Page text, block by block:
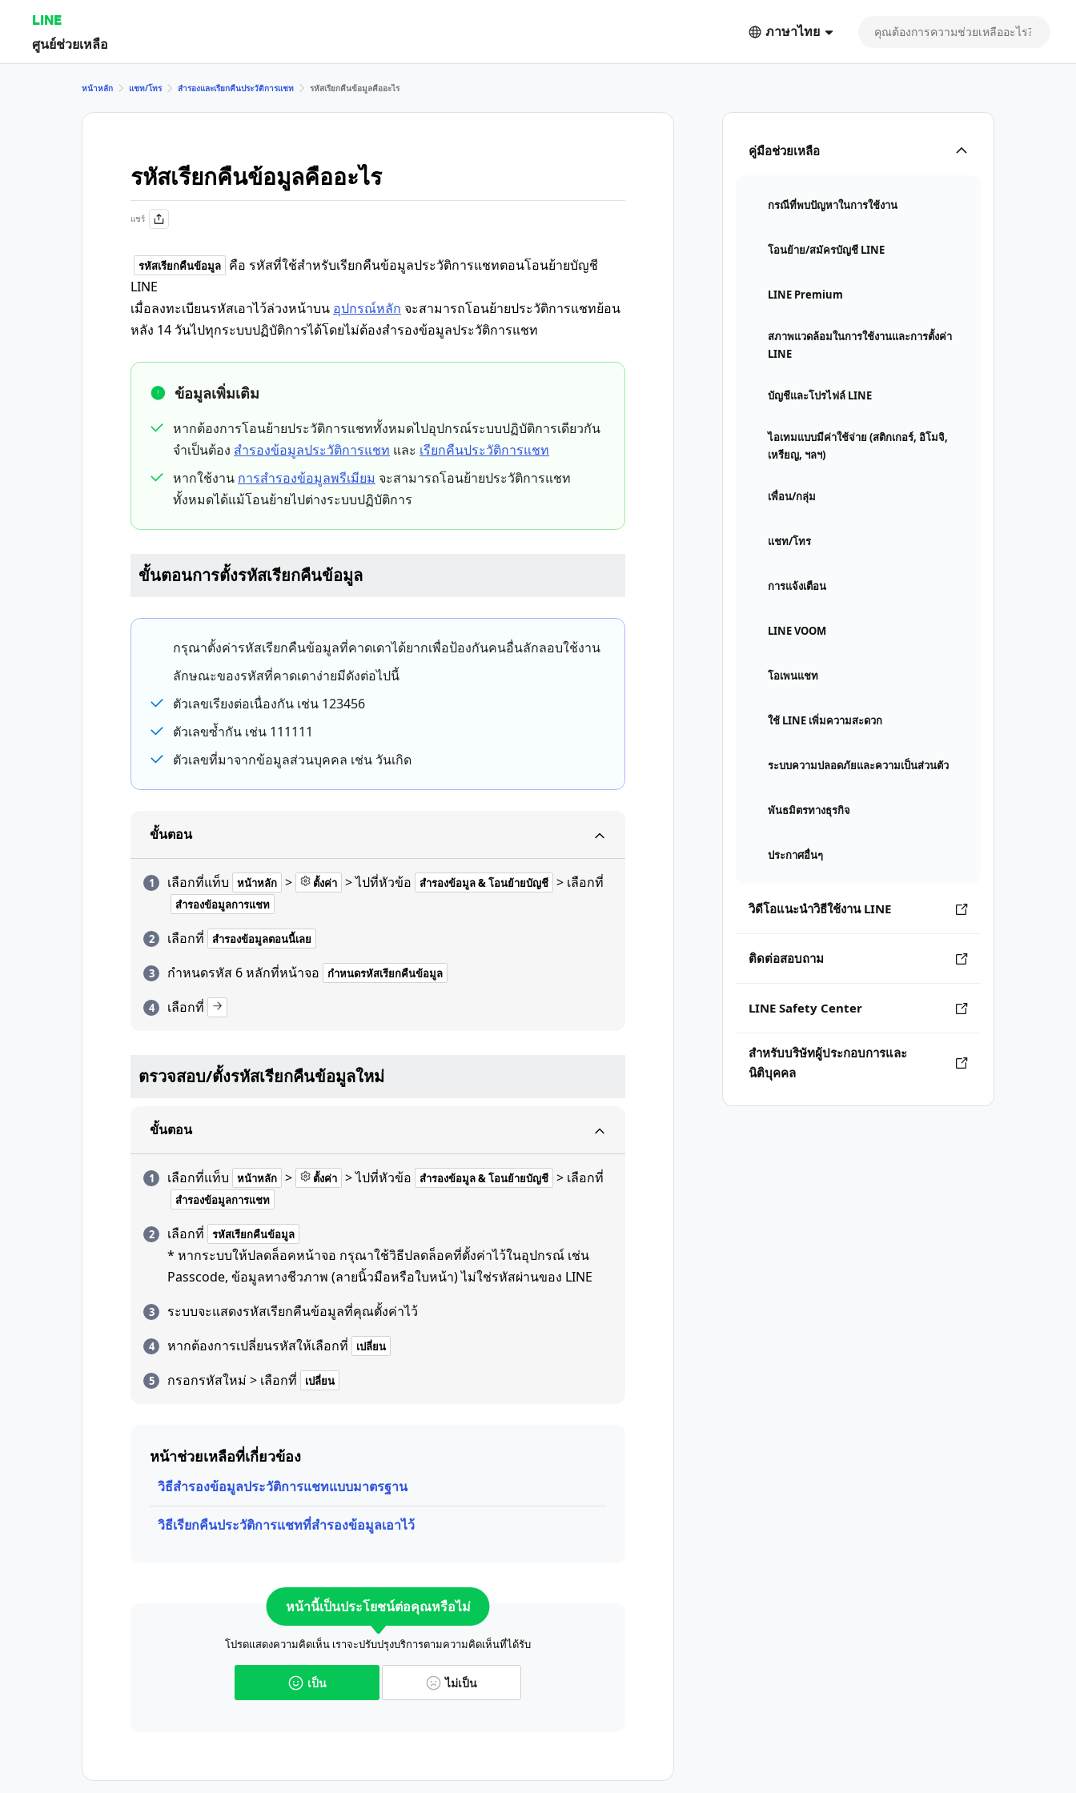
LINE
ศูนย์ช่วยเหลือ
ภาษาไทย
คู่มือช่วยเหลือ
กรณีที่พบปัญหาในการใช้งาน
โอนย้าย/สมัครบัญชี LINE
LINE Premium
สภาพแวดล้อมในการใช้งานและการตั้งค่า
LINE
บัญชีและโปรไฟล์ LINE
ไอเทมแบบมีค่าใช้จ่าย (สติกเกอร์, อิโมจิ,
เหรียญ, ฯลฯ)
เพื่อน/กลุ่ม
แชท/โทร
การแจ้งเตือน
LINE VOOM
โอเพนแชท
ใช้ LINE เพิ่มความสะดวก
ระบบความปลอดภัยและความเป็นส่วนตัว
พันธมิตรทางธุรกิจ
ประกาศอื่นๆ
วิดีโอแนะนำวิธีใช้งาน LINE
ติดต่อสอบถาม
LINE Safety Center
สำหรับบริษัทผู้ประกอบการและ
นิติบุคคล
หน้าหลัก แชท/โทร สำรองและเรียกคืนประวัติการแชท รหัสเรียกคืนข้อมูลคืออะไร
รหัสเรียกคืนข้อมูลคืออะไร
แชร์
รหัสเรียกคืนข้อมูล
คือ รหัสที่ใช้สำหรับเรียกคืนข้อมูลประวัติการแชทตอนโอนย้ายบัญชี
LINE
เมื่อลงทะเบียนรหัสเอาไว้ล่วงหน้าบน อุปกรณ์หลัก จะสามารถโอนย้ายประวัติการแชทย้อน
หลัง 14 วันไปทุกระบบปฏิบัติการได้โดยไม่ต้องสำรองข้อมูลประวัติการแชท
ข้อมูลเพิ่มเติม
หากต้องการโอนย้ายประวัติการแชททั้งหมดไปอุปกรณ์ระบบปฏิบัติการเดียวกัน
จำเป็นต้อง สำรองข้อมูลประวัติการแชท และ เรียกคืนประวัติการแชท
หากใช้งาน การสำรองข้อมูลพรีเมียม จะสามารถโอนย้ายประวัติการแชท
ทั้งหมดได้แม้โอนย้ายไปต่างระบบปฏิบัติการ
ขั้นตอนการตั้งรหัสเรียกคืนข้อมูล
กรุณาตั้งค่ารหัสเรียกคืนข้อมูลที่คาดเดาได้ยากเพื่อป้องกันคนอื่นลักลอบใช้งาน
ลักษณะของรหัสที่คาดเดาง่ายมีดังต่อไปนี้
ตัวเลขเรียงต่อเนื่องกัน เช่น 123456
ตัวเลขซ้ำกัน เช่น 111111
ตัวเลขที่มาจากข้อมูลส่วนบุคคล เช่น วันเกิด
ขั้นตอน
เลือกที่แท็บ หน้าหลัก > ตั้งค่า > ไปที่หัวข้อ สำรองข้อมูล & โอนย้ายบัญชี > เลือกที่
สำรองข้อมูลการแชท
เลือกที่ สำรองข้อมูลตอนนี้เลย
กำหนดรหัส 6 หลักที่หน้าจอ กำหนดรหัสเรียกคืนข้อมูล
เลือกที่
ตรวจสอบ/ตั้งรหัสเรียกคืนข้อมูลใหม่
ขั้นตอน
เลือกที่แท็บ หน้าหลัก > ตั้งค่า > ไปที่หัวข้อ สำรองข้อมูล & โอนย้ายบัญชี > เลือกที่
สำรองข้อมูลการแชท
เลือกที่ รหัสเรียกคืนข้อมูล
* หากระบบให้ปลดล็อคหน้าจอ กรุณาใช้วิธีปลดล็อคที่ตั้งค่าไว้ในอุปกรณ์ เช่น
Passcode, ข้อมูลทางชีวภาพ (ลายนิ้วมือหรือใบหน้า) ไม่ใช่รหัสผ่านของ LINE
ระบบจะแสดงรหัสเรียกคืนข้อมูลที่คุณตั้งค่าไว้
หากต้องการเปลี่ยนรหัสให้เลือกที่
เปลี่ยน
กรอกรหัสใหม่ > เลือกที่ เปลี่ยน
หน้าช่วยเหลือที่เกี่ยวข้อง
วิธีสำรองข้อมูลประวัติการแชทแบบมาตรฐาน
วิธีเรียกคืนประวัติการแชทที่สำรองข้อมูลเอาไว้
หน้านี้เป็นประโยชน์ต่อคุณหรือไม่
โปรดแสดงความคิดเห็น เราจะปรับปรุงบริการตามความคิดเห็นที่ได้รับ
เป็น ไม่เป็น